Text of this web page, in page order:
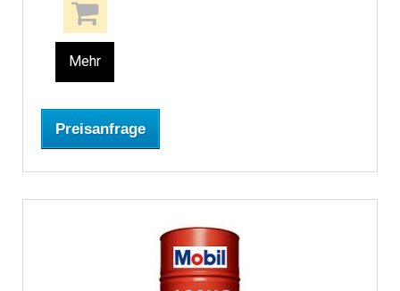
Mehr
Preisanfrage